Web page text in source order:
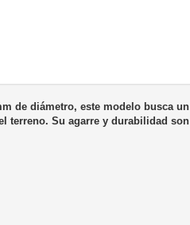
de diámetro, este modelo busca
terreno. Su agarre y durabilidad